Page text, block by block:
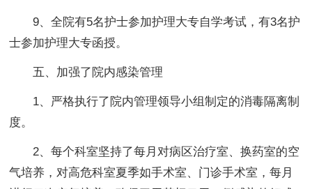
9、全院有5名护士参加护理大专自学考试，有3名护
士参加护理大专函授。
五、加强了院内感染管理
1、严格执行了院内管理领导小组制定的消毒隔离制
度。
2、每个科室坚持了每月对病区治疗室、换药室的空
气培养，对高危科室夏季如手术室、门诊手术室，每月